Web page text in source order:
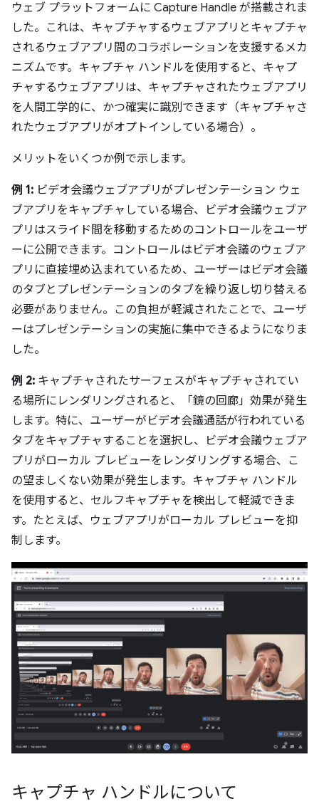
ウェブ プラットフォームに Capture Handle が搭載されま
した。これは、キャプチャするウェブアプリとキャプチャ
されるウェブアプリ間のコラボレーションを支援するメカ
ニズムです。キャプチャ ハンドルを使用すると、キャプ
チャするウェブアプリは、キャプチャされたウェブアプリ
を人間工学的に、かつ確実に識別できます（キャプチャさ
れたウェブアプリがオプトインしている場合）。
メリットをいくつか例で示します。
例 1: ビデオ会議ウェブアプリがプレゼンテーション ウェ
ブアプリをキャプチャしている場合、ビデオ会議ウェブア
プリはスライド間を移動するためのコントロールをユーザ
ーに公開できます。コントロールはビデオ会議のウェブア
プリに直接埋め込まれているため、ユーザーはビデオ会議
のタブとプレゼンテーションのタブを繰り返し切り替える
必要がありません。この負担が軽減されたことで、ユーザ
ーはプレゼンテーションの実施に集中できるようになりま
した。
例 2: キャプチャされたサーフェスがキャプチャされてい
る場所にレンダリングされると、「鏡の回廊」効果が発生
します。特に、ユーザーがビデオ会議通話が行われている
タブをキャプチャすることを選択し、ビデオ会議ウェブア
プリがローカル プレビューをレンダリングする場合、こ
の望ましくない効果が発生します。キャプチャ ハンドル
を使用すると、セルフキャプチャを検出して軽減できま
す。たとえば、ウェブアプリがローカル プレビューを抑
制します。
キャプチャ ハンドルについて